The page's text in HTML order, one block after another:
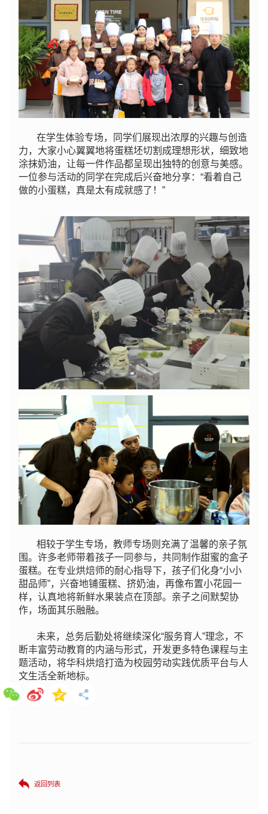
在学生体验专场，同学们展现出浓厚的兴趣与创造
力，大家小心翼翼地将蛋糕坯切割成理想形状，细致地
涂抹奶油，让每一件作品都呈现出独特的创意与美感。
一位参与活动的同学在完成后兴奋地分享：“看着自己
做的小蛋糕，真是太有成就感了！”
相较于学生专场，教师专场则充满了温馨的亲子氛
围。许多老师带着孩子一同参与，共同制作甜蜜的盒子
蛋糕。在专业烘焙师的耐心指导下，孩子们化身“小小
甜品师”，兴奋地铺蛋糕、挤奶油，再像布置小花园一
样，认真地将新鲜水果装点在顶部。亲子之间默契协
作，场面其乐融融。
未来，总务后勤处将继续深化“服务育人”理念，不
断丰富劳动教育的内涵与形式，开发更多特色课程与主
题活动，将华科烘焙打造为校园劳动实践优质平台与人
文生活全新地标。
返回列表